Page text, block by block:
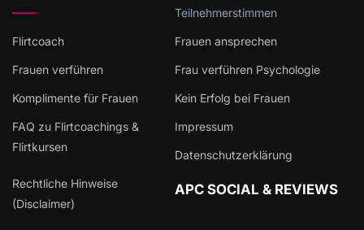
Teilnehmerstimmen
Flirtcoach Frauen ansprechen
Frauen verführen Frau verführen Psychologie
Komplimente für Frauen Kein Erfolg bei Frauen
FAQ zu Flirtcoachings &
Flirtkursen
Impressum
Datenschutzerklärung
Rechtliche Hinweise
(Disclaimer)
APC SOCIAL & REVIEWS